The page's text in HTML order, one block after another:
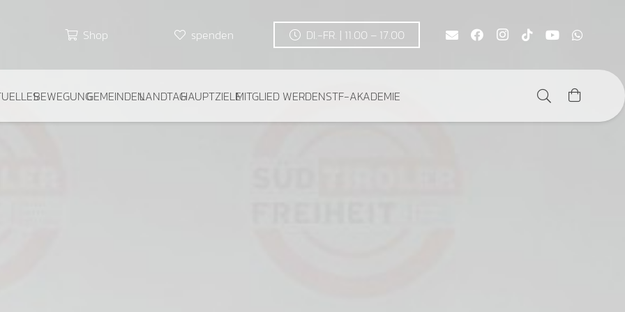
Shop spenden DI.-FR. | 11.00 – 17.00
BEWEGUNGGEMEINDENLANDTAGHAUPTZIELEMITGLIED WERDENSTF-AKADEMIE